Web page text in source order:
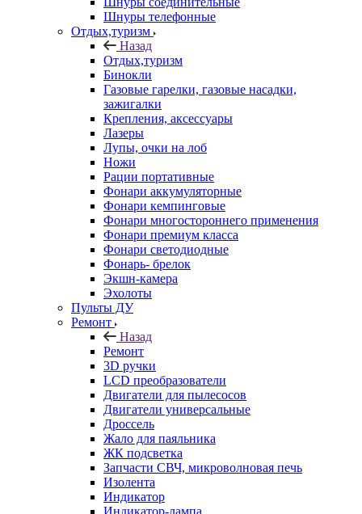
Шнуры телефонные
Отдых,туризм
Назад
Отдых,туризм
Бинокли
Газовые гарелки, газовые насадки,
зажигалки
Крепления, аксессуары
Лазеры
Лупы, очки на лоб
Ножи
Рации портативные
Фонари аккумуляторные
Фонари кемпинговые
Фонари многостороннего применения
Фонари премиум класса
Фонари светодиодные
Фонарь- брелок
Экшн-камера
Эхолоты
Пульты ДУ
Ремонт
Назад
Ремонт
3D ручки
LCD преобразователи
Двигатели для пылесосов
Двигатели универсальные
Дроссель
Жало для паяльника
ЖК подсветка
Запчасти СВЧ, микроволновая печь
Изолента
Индикатор
Индикатор-лампа